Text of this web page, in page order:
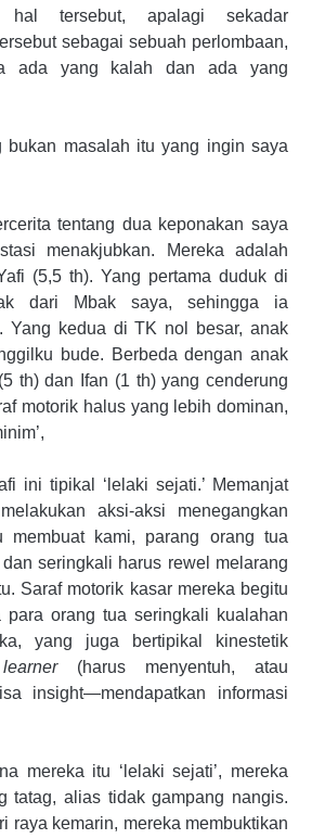
hal tersebut, apalagi sekadar
sebagai sebuah perlombaan,
ada yang kalah dan ada yang
bukan masalah itu yang ingin saya
tentang dua keponakan saya
menakjubkan. Mereka adalah
(5,5 th). Yang pertama duduk di
dari Mbak saya, sehingga ia
Yang kedua di TK nol besar, anak
bude. Berbeda dengan anak
th) dan Ifan (1 th) yang cenderung
motorik halus yang lebih dominan,
ini tipikal ‘lelaki sejati.’ Memanjat
aksi-aksi menegangkan
membuat kami, parang orang tua
seringkali harus rewel melarang
Saraf motorik kasar mereka begitu
para orang tua seringkali kualahan
yang juga bertipikal kinestetik
(harus menyentuh, atau
insight—mendapatkan informasi
mereka itu ‘lelaki sejati’, mereka
tatag, alias tidak gampang nangis.
raya kemarin, mereka membuktikan